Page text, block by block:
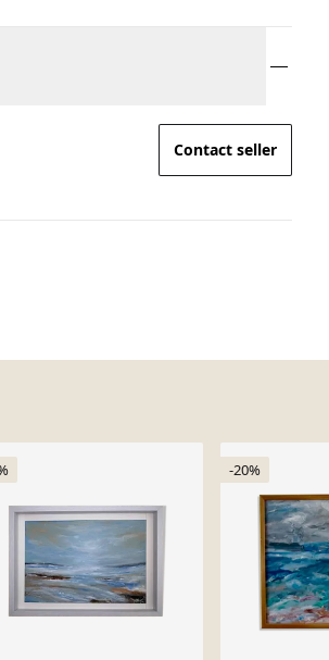
Contact seller
-20%